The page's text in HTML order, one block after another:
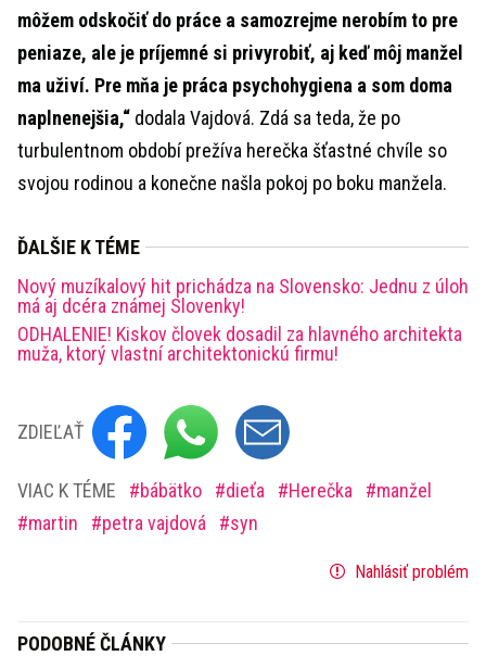
môžem odskočiť do práce a samozrejme nerobím to pre
peniaze, ale je príjemné si privyrobiť, aj keď môj manžel
ma uživí. Pre mňa je práca psychohygiena a som doma
naplnenejšia,“ dodala Vajdová. Zdá sa teda, že po
turbulentnom období prežíva herečka šťastné chvíle so
svojou rodinou a konečne našla pokoj po boku manžela.
ĎALŠIE K TÉME
Nový muzíkalový hit prichádza na Slovensko: Jednu z úloh
má aj dcéra známej Slovenky!
ODHALENIE! Kiskov človek dosadil za hlavného architekta
muža, ktorý vlastní architektonickú firmu!
ZDIEĽAŤ
VIAC K TÉME bábätko dieťa Herečka
manžel
martin
petra vajdová syn
Nahlásiť problém
PODOBNÉ ČLÁNKY